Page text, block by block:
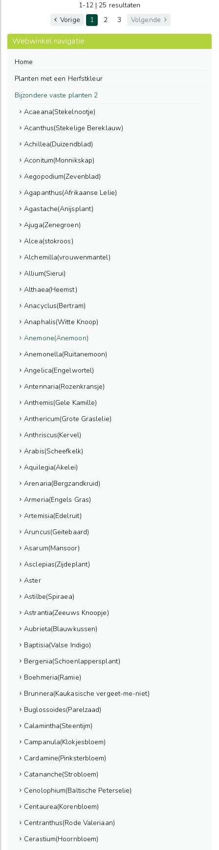
1-12 | 25 resultaten
Vorige
1 2 3 Volgende
Webwinkel navigatie
Home
Planten met een Herfstkleur
Bijzondere vaste planten 2
Acaeana(Stekelnootje)
Acanthus(Stekelige Bereklauw)
Achillea(Duizendblad)
Aconitum(Monnikskap)
Aegopodium(Zevenblad)
Agapanthus(Afrikaanse Lelie)
Agastache(Anijsplant)
Ajuga(Zenegroen)
Alcea(stokroos)
Alchemilla(vrouwenmantel)
Allium(Sierui)
Althaea(Heemst)
Anacyclus(Bertram)
Anaphalis(Witte Knoop)
Anemone(Anemoon)
Anemonella(Ruitanemoon)
Angelica(Engelwortel)
Antennaria(Rozenkransje)
Anthemis(Gele Kamille)
Anthericum(Grote Graslelie)
Anthriscus(Kervel)
Arabis(Scheefkelk)
Aquilegia(Akelei)
Arenaria(Bergzandkruid)
Armeria(Engels Gras)
Artemisia(Edelruit)
Aruncus(Geitebaard)
Asarum(Mansoor)
Asclepias(Zijdeplant)
Aster
Astilbe(Spiraea)
Astrantia(Zeeuws Knoopje)
Aubrieta(Blauwkussen)
Baptisia(Valse Indigo)
Bergenia(Schoenlappersplant)
Boehmeria(Ramie)
Brunnera(Kaukasische vergeet-me-niet)
Buglossoides(Parelzaad)
Calamintha(Steentijm)
Campanula(Klokjesbloem)
Cardamine(Pinksterbloem)
Catananche(Strobloem)
Cenolophium(Baltische Peterselie)
Centaurea(Korenbloem)
Centranthus(Rode Valeriaan)
Cerastium(Hoornbloem)